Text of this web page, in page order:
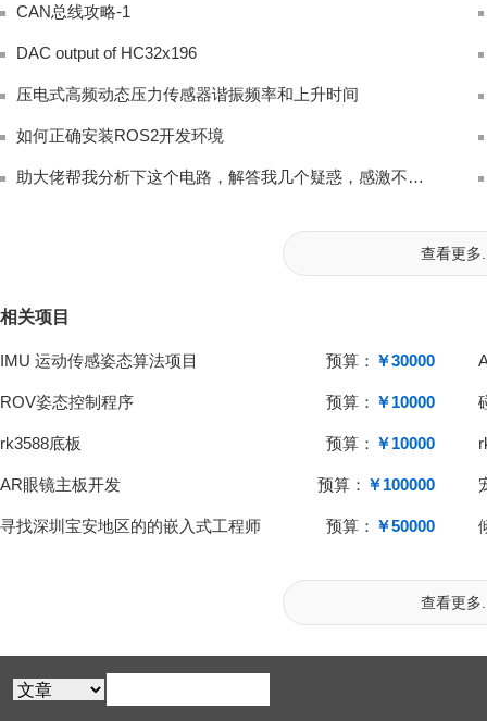
CAN总线攻略-1
DAC output of HC32x196
压电式高频动态压力传感器谐振频率和上升时间
如何正确安装ROS2开发环境
助大佬帮我分析下这个电路，解答我几个疑惑，感激不尽！
查看更多
相关项目
IMU 运动传感姿态算法项目 预算： ￥30000
ROV姿态控制程序 预算： ￥10000
rk3588底板 预算： ￥10000
AR眼镜主板开发 预算： ￥100000
寻找深圳宝安地区的的嵌入式工程师 预算： ￥50000
查看更多